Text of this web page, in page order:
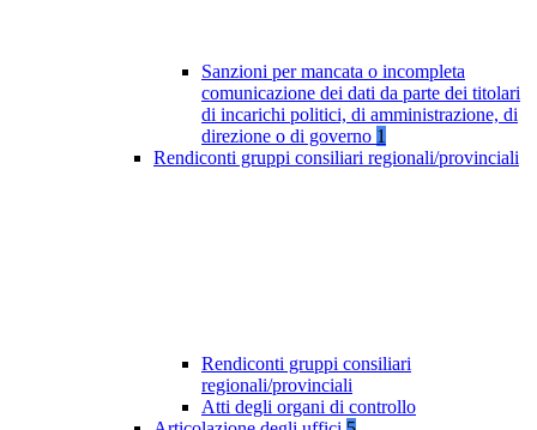
Sanzioni per mancata o incompleta
comunicazione dei dati da parte dei titolari
di incarichi politici, di amministrazione, di
direzione o di governo 1
Rendiconti gruppi consiliari regionali/provinciali
Rendiconti gruppi consiliari
regionali/provinciali
Atti degli organi di controllo